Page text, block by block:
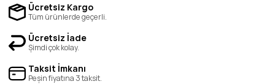
Ücretsiz Kargo
Tüm ürünlerde geçerli.
Ücretsiz İade
Şimdi çok kolay.
Taksit İmkanı
Peşin fiyatına 3 taksit.